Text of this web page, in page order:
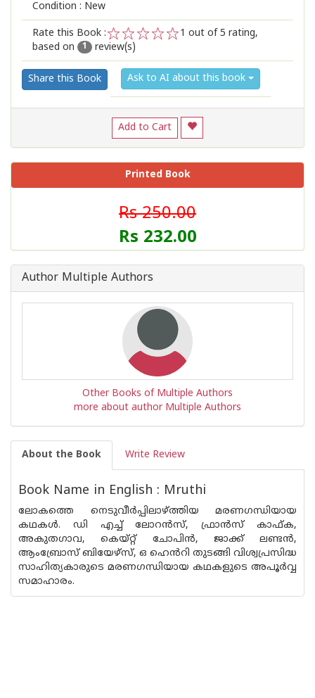
Condition : New
Rate this Book :
2
1
1 out of 5 rating,
based on
1 review(s)
Share this Book Ask to AI about this book
Add to Cart
Printed Book
Rs 250.00
Rs 232.00
Author Multiple Authors
Other Books of Multiple Authors
more about author Multiple Authors
About the Book Write Review
Book Name in English : Mruthi
ലോകത്തെ നെടുവീർപ്പിലാഴ്ത്തിയ മരണഗന്ധിയായ
കഥകൾ. ഡി എച്ച് ലോറൻസ്, ഫ്രാൻസ് കാഫ്ക,
അകുതഗാവ, കെയ്റ്റ് ചോപിൻ, ജാക്ക് ലണ്ടൻ,
ആംബ്രോസ് ബിയേഴ്‌സ്, ഒ ഹെൻറി തുടങ്ങി വിശ്വപ്രസിദ്ധ
സാഹിത്യകാരുടെ മരണഗന്ധിയായ കഥകളുടെ അപൂർവ്വ
സമാഹാരം.